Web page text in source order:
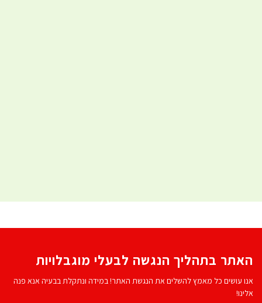
האתר בתהליך הנגשה לבעלי מוגבלויות
אנו עושים כל מאמץ להשלים את הנגשת האתר! במידה ונתקלת בבעיה אנא פנה
אלינו!